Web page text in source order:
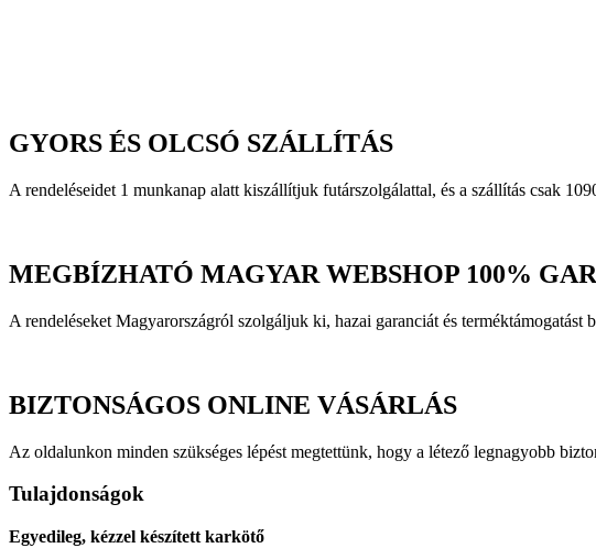
GYORS ÉS OLCSÓ SZÁLLÍTÁS
A rendeléseidet 1 munkanap alatt kiszállítjuk futárszolgálattal, és a szállítás csak
MEGBÍZHATÓ MAGYAR WEBSHOP 100%
A rendeléseket Magyarországról szolgáljuk ki, hazai garanciát és
BIZTONSÁGOS ONLINE VÁSÁRLÁS
Az oldalunkon minden szükséges lépést megtettünk, hogy a létező legnagyobb
Tulajdonságok
Egyedileg, kézzel készített karkötő